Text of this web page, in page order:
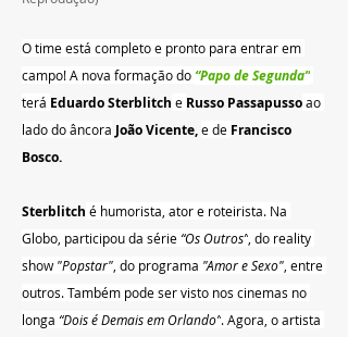
O time está completo e pronto para entrar em
campo! A nova formação do “Papo de Segunda”
terá Eduardo Sterblitch e Russo Passapusso ao
lado do âncora João Vicente, e de Francisco
Bosco.
Sterblitch é humorista, ator e roteirista. Na
Globo, participou da série “Os Outros” , do reality
show "Popstar" , do programa "Amor e Sexo" , entre
outros. Também pode ser visto nos cinemas no
longa “Dois é Demais em Orlando”. Agora, o artista